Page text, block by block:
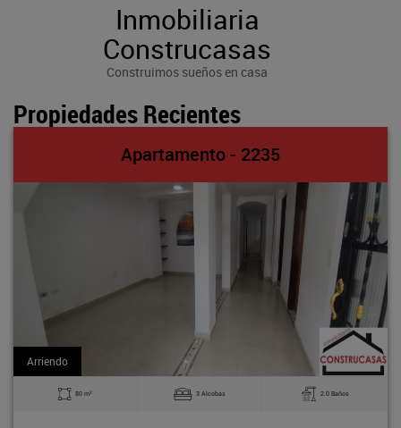
Inmobiliaria
Construcasas
Construimos sueños en casa
Propiedades Recientes
Apartamento - 2235
Arriendo
80 m2 3 Alcobas 2.0 Baños